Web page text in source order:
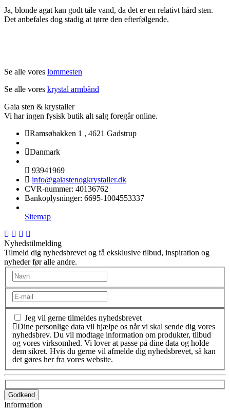
Ja, blonde agat kan godt tåle vand, da det er en relativt hård sten.
Det anbefales dog stadig at tørre den efterfølgende.
Se alle vores lommesten
Se alle vores krystal armbånd
Gaia sten & krystaller
Vi har ingen fysisk butik alt salg foregår online.
Ramsøbakken 1 , 4621 Gadstrup
Danmark
93941969
info@gaiastenogkrystaller.dk
CVR-nummer: 40136762
Bankoplysninger: 6695-1004553337
Sitemap
Nyhedstilmelding
Tilmeld dig nyhedsbrevet og få eksklusive tilbud, inspiration og
nyheder før alle andre.
Jeg vil gerne tilmeldes nyhedsbrevet
Dine personlige data vil hjælpe os når vi skal sende dig vores
nyhedsbrev. Du vil modtage information om produkter, tilbud
og vores virksomhed. Vi lover at passe på dine data og holde
dem sikret. Hvis du gerne vil afmelde dig nyhedsbrevet, så kan
det gøres her fra vores website.
Godkend
Information